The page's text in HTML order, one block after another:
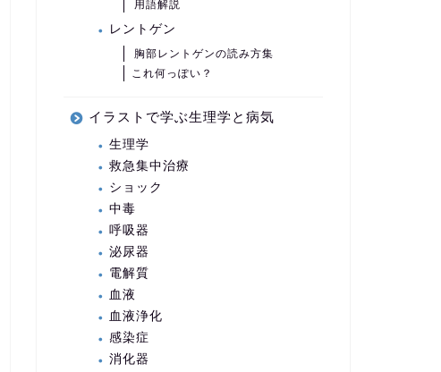
用語解説
レントゲン
胸部レントゲンの読み方集
これ何っぽい？
イラストで学ぶ生理学と病気
生理学
救急集中治療
ショック
中毒
呼吸器
泌尿器
電解質
血液
血液浄化
感染症
消化器